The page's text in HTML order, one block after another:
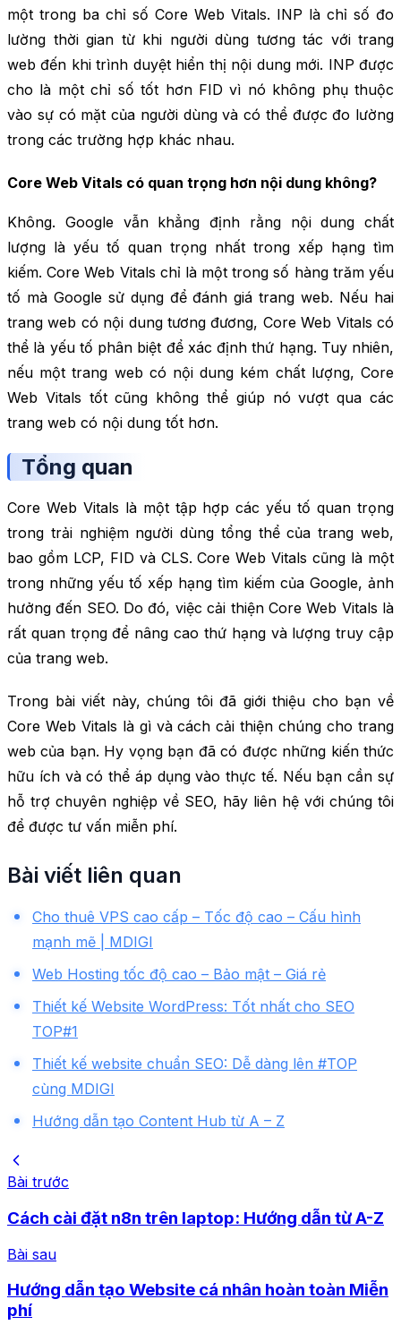
một trong ba chỉ số Core Web Vitals. INP là chỉ số đo
lường thời gian từ khi người dùng tương tác với trang
web đến khi trình duyệt hiển thị nội dung mới. INP được
cho là một chỉ số tốt hơn FID vì nó không phụ thuộc
vào sự có mặt của người dùng và có thể được đo lường
trong các trường hợp khác nhau.
Core Web Vitals có quan trọng hơn nội dung không?
Không. Google vẫn khẳng định rằng nội dung chất
lượng là yếu tố quan trọng nhất trong xếp hạng tìm
kiếm. Core Web Vitals chỉ là một trong số hàng trăm yếu
tố mà Google sử dụng để đánh giá trang web. Nếu hai
trang web có nội dung tương đương, Core Web Vitals có
thể là yếu tố phân biệt để xác định thứ hạng. Tuy nhiên,
nếu một trang web có nội dung kém chất lượng, Core
Web Vitals tốt cũng không thể giúp nó vượt qua các
trang web có nội dung tốt hơn.
Tổng quan
Core Web Vitals là một tập hợp các yếu tố quan trọng
trong trải nghiệm người dùng tổng thể của trang web,
bao gồm LCP, FID và CLS. Core Web Vitals cũng là một
trong những yếu tố xếp hạng tìm kiếm của Google, ảnh
hưởng đến SEO. Do đó, việc cải thiện Core Web Vitals là
rất quan trọng để nâng cao thứ hạng và lượng truy cập
của trang web.
Trong bài viết này, chúng tôi đã giới thiệu cho bạn về
Core Web Vitals là gì và cách cải thiện chúng cho trang
web của bạn. Hy vọng bạn đã có được những kiến thức
hữu ích và có thể áp dụng vào thực tế. Nếu bạn cần sự
hỗ trợ chuyên nghiệp về SEO, hãy liên hệ với chúng tôi
để được tư vấn miễn phí.
Bài viết liên quan
Cho thuê VPS cao cấp – Tốc độ cao – Cấu hình
mạnh mẽ | MDIGI
Web Hosting tốc độ cao – Bảo mật – Giá rẻ
Thiết kế Website WordPress: Tốt nhất cho SEO
TOP#1
Thiết kế website chuẩn SEO: Dễ dàng lên #TOP
cùng MDIGI
Hướng dẫn tạo Content Hub từ A – Z
Bài trước
Cách cài đặt n8n trên laptop: Hướng dẫn từ A-Z
Bài sau
Hướng dẫn tạo Website cá nhân hoàn toàn Miễn
phí